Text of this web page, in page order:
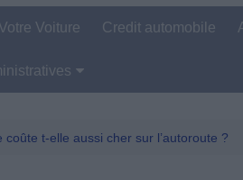
Voiture Credit automobile
t-elle aussi cher sur l’autoroute ?